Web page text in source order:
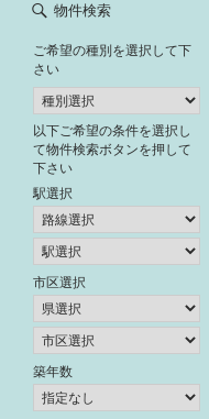
物件検索
ご希望の種別を選択して下
さい
以下ご希望の条件を選択し
て物件検索ボタンを押して
下さい
駅選択
市区選択
築年数